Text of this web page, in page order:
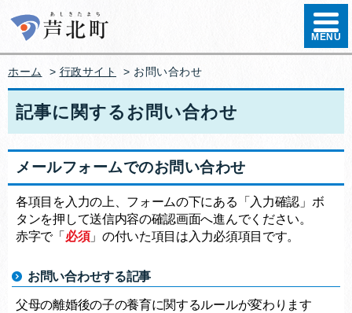
ハンバ
MENU
ホーム > 行政サイト > お問い合わせ
記事に関するお問い合わせ
メールフォームでのお問い合わせ
各項目を入力の上、フォームの下にある「入力確認」ボ
タンを押して送信内容の確認画面へ進んでください。
赤字で「 必須」の付いた項目は入力必須項目です。
お問い合わせする記事
父母の離婚後の子の養育に関するルールが変わります